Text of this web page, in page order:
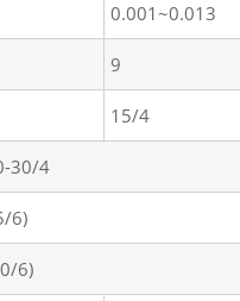
0.001~0.013
9
15/4
30/4
6)
6)